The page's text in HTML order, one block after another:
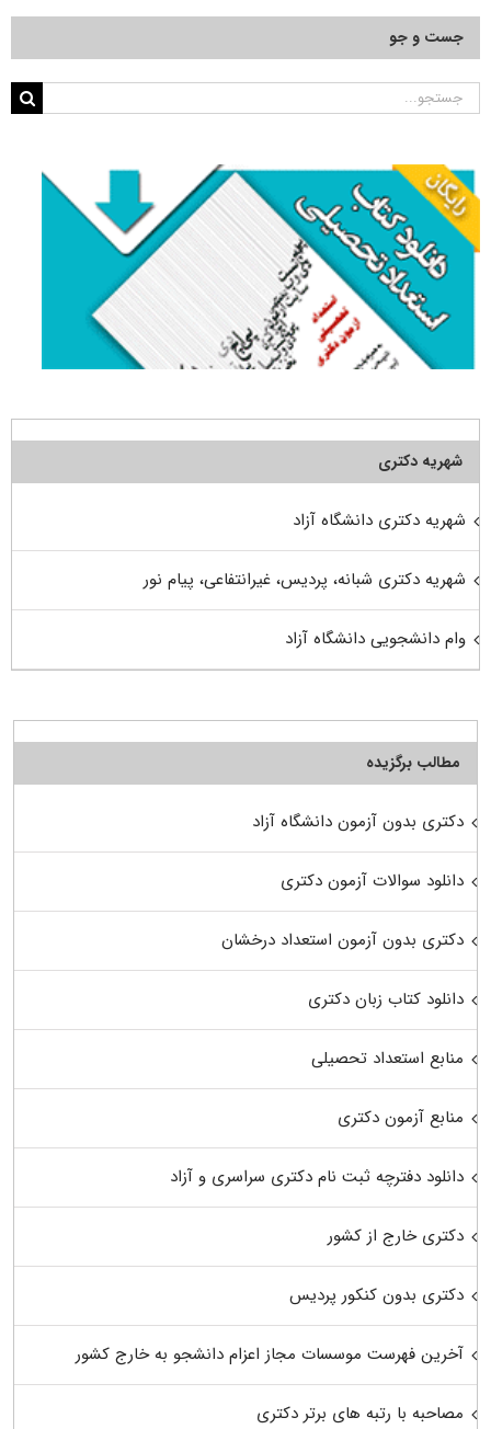
جست و جو
جستجو
شهریه دکتری
شهریه دکتری دانشگاه آزاد
شهریه دکتری شبانه، پردیس، غیرانتفاعی، پیام نور
وام دانشجویی دانشگاه آزاد
مطالب برگزیده
دکتری بدون آزمون دانشگاه آزاد
دانلود سوالات آزمون دکتری
دکتری بدون آزمون استعداد درخشان
دانلود کتاب زبان دکتری
منابع استعداد تحصیلی
منابع آزمون دکتری
دانلود دفترچه ثبت نام دکتری سراسری و آزاد
دکتری خارج از کشور
دکتری بدون کنکور پردیس
آخرین فهرست موسسات مجاز اعزام دانشجو به خارج کشور
مصاحبه با رتبه های برتر دکتری